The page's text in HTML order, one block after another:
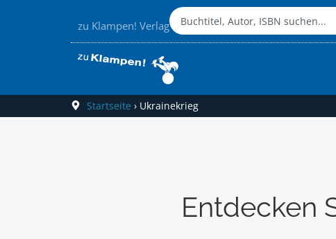
zu Klampen! Verlag
Startseite › Ukrainekrieg
Entdecken